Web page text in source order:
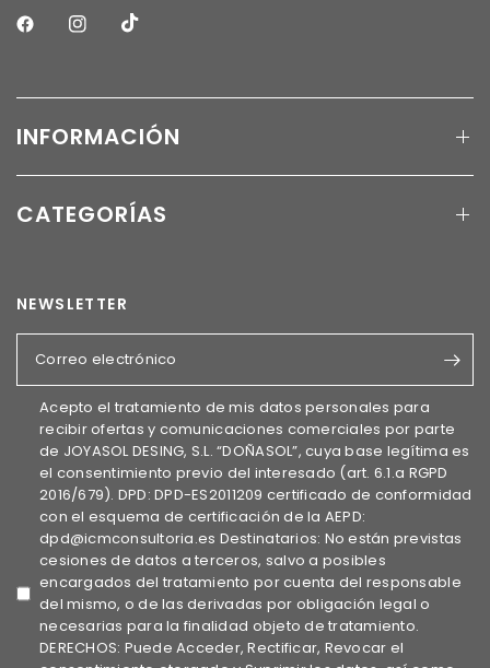
INFORMACIÓN
CATEGORÍAS
NEWSLETTER
Correo electrónico
Acepto el tratamiento de mis datos personales para
recibir ofertas y comunicaciones comerciales por parte
de JOYASOL DESING, S.L. “DOÑASOL”, cuya base legítima es
el consentimiento previo del interesado (art. 6.1.a RGPD
2016/679). DPD: DPD-ES2011209 certificado de conformidad
con el esquema de certificación de la AEPD:
dpd@icmconsultoria.es Destinatarios: No están previstas
cesiones de datos a terceros, salvo a posibles
encargados del tratamiento por cuenta del responsable
del mismo, o de las derivadas por obligación legal o
necesarias para la finalidad objeto de tratamiento.
DERECHOS: Puede Acceder, Rectificar, Revocar el